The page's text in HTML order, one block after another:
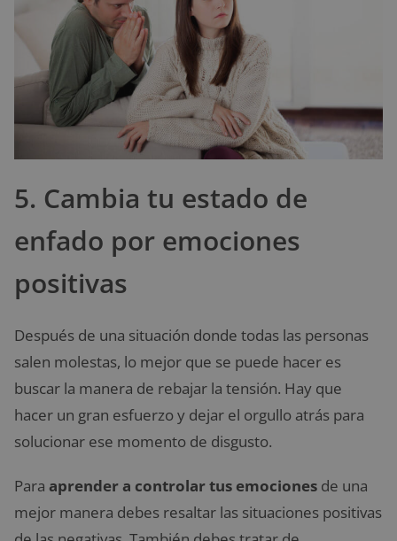
5. Cambia tu estado de
enfado por emociones
positivas
Después de una situación donde todas las personas
salen molestas, lo mejor que se puede hacer es
buscar la manera de rebajar la tensión. Hay que
hacer un gran esfuerzo y dejar el orgullo atrás para
solucionar ese momento de disgusto.
Para aprender a controlar tus emociones de una
mejor manera debes resaltar las situaciones positivas